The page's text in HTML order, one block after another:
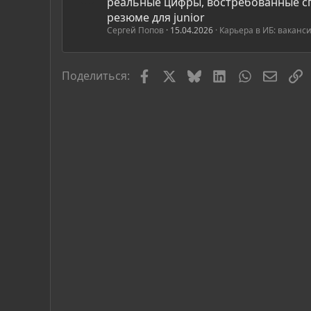
резюме для junior
Сергей Попов 15.04.2026 Карьера в ИБ:
Поделиться: FacebookBlueskyLinkedInWhatsApp